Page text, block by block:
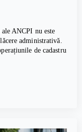
ANCPI nu este
administrativă.
de cadastru